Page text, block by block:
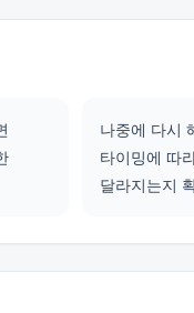
나중에 다시
타이밍에 따
달라지는지